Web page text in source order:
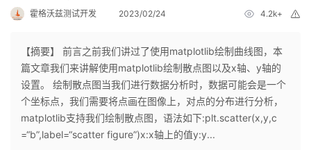
个
人
我
霍格沃兹测试开发 2023/02/24 4.2k+
【摘要】 前言之前我们讲过了使用matplotlib绘制曲线图，本
篇文章我们来讲解使用matplotlib绘制散点图以及x轴、y轴的
设置。 绘制散点图当我们进行数据分析时，数据可能会是一个
个坐标点，我们需要将点画在图像上，对点的分布进行分析，
matplotlib支持我们绘制散点图，语法如下:plt.scatter(x,y,c
=“b”,label=“scatter figure”)x:x轴上的值y:y...